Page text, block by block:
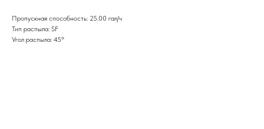
Пропускная способность: 25.00 гал/ч
Тип распыла: SF
Угол распыла: 45º